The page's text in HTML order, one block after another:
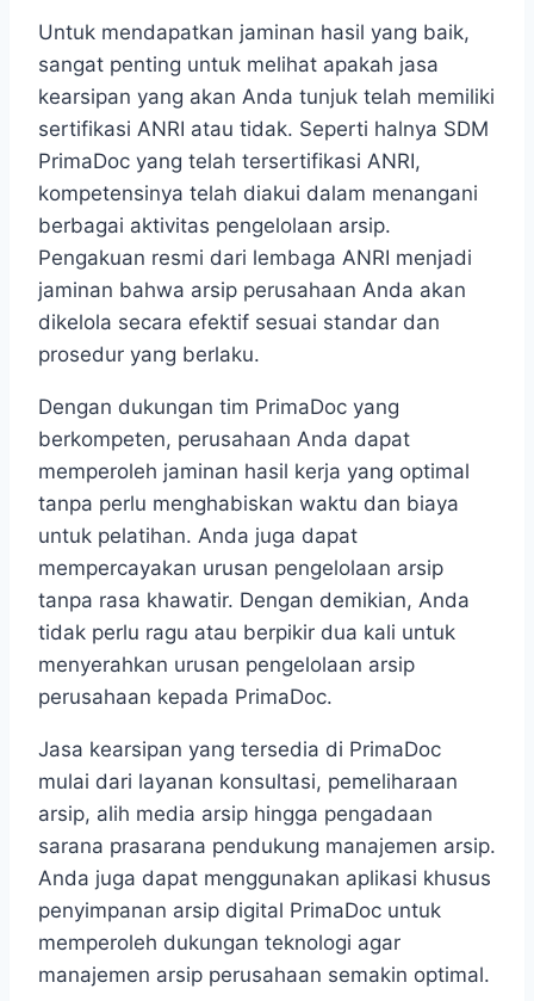
Untuk mendapatkan jaminan hasil yang baik,
sangat penting untuk melihat apakah jasa
kearsipan yang akan Anda tunjuk telah memiliki
sertifikasi ANRI atau tidak. Seperti halnya SDM
PrimaDoc yang telah tersertifikasi ANRI,
kompetensinya telah diakui dalam menangani
berbagai aktivitas pengelolaan arsip.
Pengakuan resmi dari lembaga ANRI menjadi
jaminan bahwa arsip perusahaan Anda akan
dikelola secara efektif sesuai standar dan
prosedur yang berlaku.
Dengan dukungan tim PrimaDoc yang
berkompeten, perusahaan Anda dapat
memperoleh jaminan hasil kerja yang optimal
tanpa perlu menghabiskan waktu dan biaya
untuk pelatihan. Anda juga dapat
mempercayakan urusan pengelolaan arsip
tanpa rasa khawatir. Dengan demikian, Anda
tidak perlu ragu atau berpikir dua kali untuk
menyerahkan urusan pengelolaan arsip
perusahaan kepada PrimaDoc.
Jasa kearsipan yang tersedia di PrimaDoc
mulai dari layanan konsultasi, pemeliharaan
arsip, alih media arsip hingga pengadaan
sarana prasarana pendukung manajemen arsip.
Anda juga dapat menggunakan aplikasi khusus
penyimpanan arsip digital PrimaDoc untuk
memperoleh dukungan teknologi agar
manajemen arsip perusahaan semakin optimal.